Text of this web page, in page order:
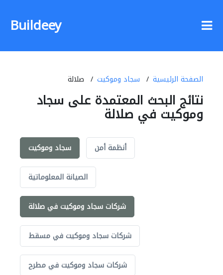
Buildeey
الصفحة الرئيسية سجاد وموكيت صلالة
نتائج البحث المعتمدة على سجاد
وموكيت في صلالة
سجاد وموكيت أنظمة أمن
الصيانة المعلوماتية
شركات سجاد وموكيت في صلالة
شركات سجاد وموكيت في مسقط
شركات سجاد وموكيت في مطرح